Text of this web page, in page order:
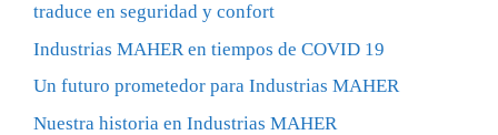
traduce en seguridad y confort
Industrias MAHER en tiempos de COVID 19
Un futuro prometedor para Industrias MAHER
Nuestra historia en Industrias MAHER